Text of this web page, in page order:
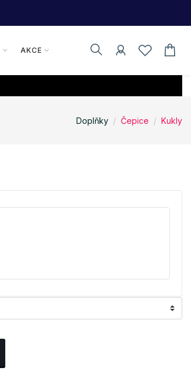
AKCE
Doplňky Čepice Kukly